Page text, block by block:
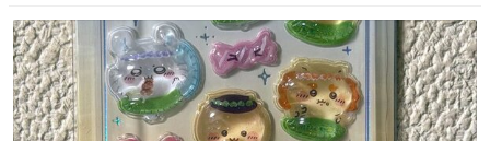
ト
数
数